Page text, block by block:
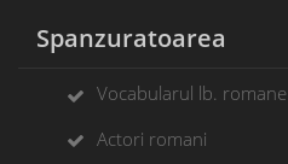
Spanzuratoarea
Vocabularul lb. romane
Actori romani